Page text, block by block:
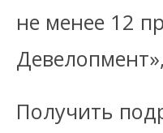
не менее 12
Получить